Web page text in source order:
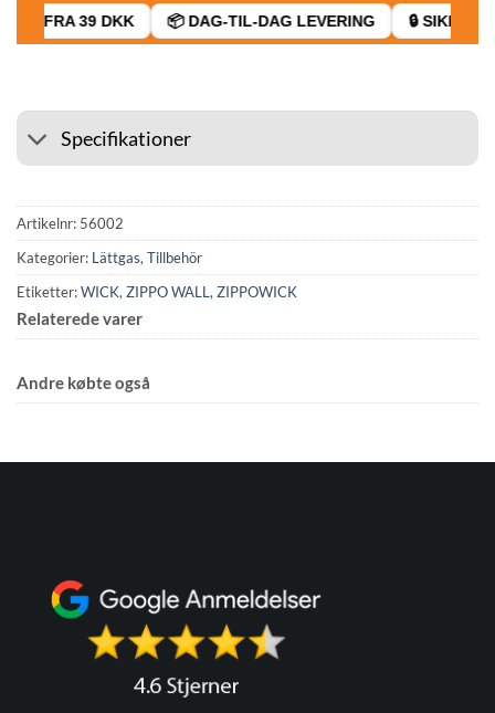
FRA 39 DKK 📦 DAG-TIL-DAG LEVERING 🔒 SIKKER
Specifikationer
Artikelnr: 56002
Kategorier: Lättgas,Tillbehör
Etiketter:WICK,ZIPPO WALL,ZIPPOWICK
Relaterede varer
Andre købte også